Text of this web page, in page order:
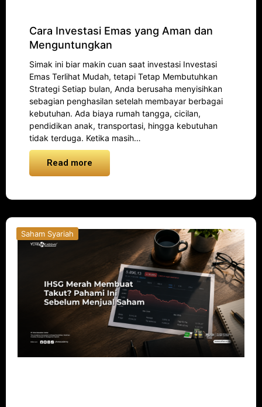
Cara Investasi Emas yang Aman dan
Menguntungkan
Simak ini biar makin cuan saat investasi Investasi
Emas Terlihat Mudah, tetapi Tetap Membutuhkan
Strategi Setiap bulan, Anda berusaha menyisihkan
sebagian penghasilan setelah membayar berbagai
kebutuhan. Ada biaya rumah tangga, cicilan,
pendidikan anak, transportasi, hingga kebutuhan
tidak terduga. Ketika masih…
Read more
Saham Syariah